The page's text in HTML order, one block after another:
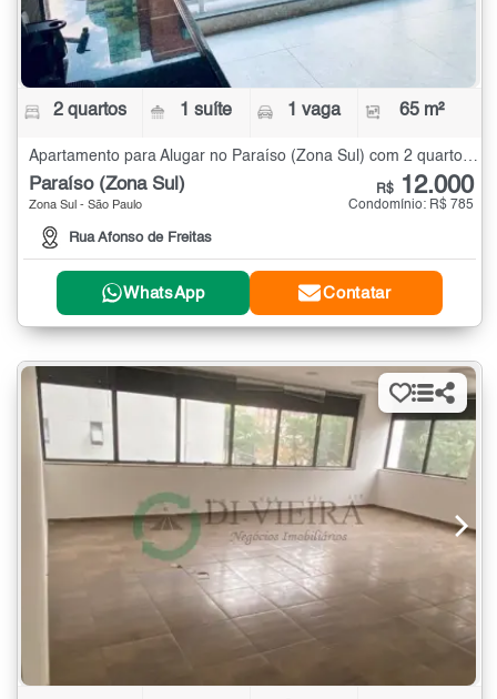
2 quartos 1 suíte 1 vaga 65 m²
Apartamento para Alugar no Paraíso (Zona Sul) com 2 quartos - 65 m²
Paraíso (Zona Sul)
Zona Sul - São Paulo
Rua Afonso de Freitas
R$ 12.000
Condomínio: R$ 785
WhatsApp Contatar